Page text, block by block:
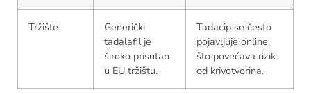
Tržište
Generički
tadalafil je
široko prisutan
u EU tržištu.
Tadacip se često
pojavljuje online,
što povećava rizik
od krivotvorina.